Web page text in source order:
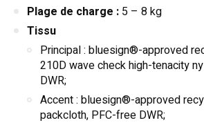
Plage de charge : 5 – 8 kg
Tissu
Principal : bluesign®-approved
210D wave check high-tenacity
DWR;
Accent : bluesign®-approved
packcloth, PFC-free DWR;